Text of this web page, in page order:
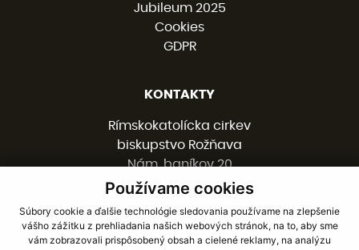
Používame cookies
Súbory cookie a ďalšie technológie sledovania používame na zlepšenie
vášho zážitku z prehliadania našich webových stránok, na to, aby sme
vám zobrazovali prispôsobený obsah a cielené reklamy, na analýzu
Jubileum 2025
Cookies
GDPR
KONTAKTY
Rímskokatolícka cirkev
biskupstvo Rožňava
Nám. baníkov 20
048 01 ROŽŇAVA
058 / 78 77 201